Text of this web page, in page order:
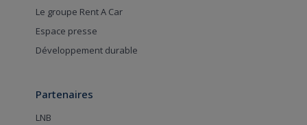
Le groupe Rent A Car
Espace presse
Développement durable
Partenaires
LNB